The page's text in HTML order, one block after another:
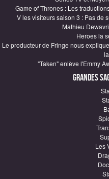
Game of Thrones : Les
V les visiteurs saison 3 : Pas de
Mathieu
Heroes la
Le producteur de Fringe nous
"Taken" enlève l'Emmy
Grandes
Les